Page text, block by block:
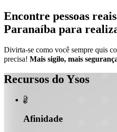
Encontre pessoas
Paranaíba para
Divirta-se como você sempre quis
precisa! Mais sigilo, mais
Recursos do Ysos

Afinidade